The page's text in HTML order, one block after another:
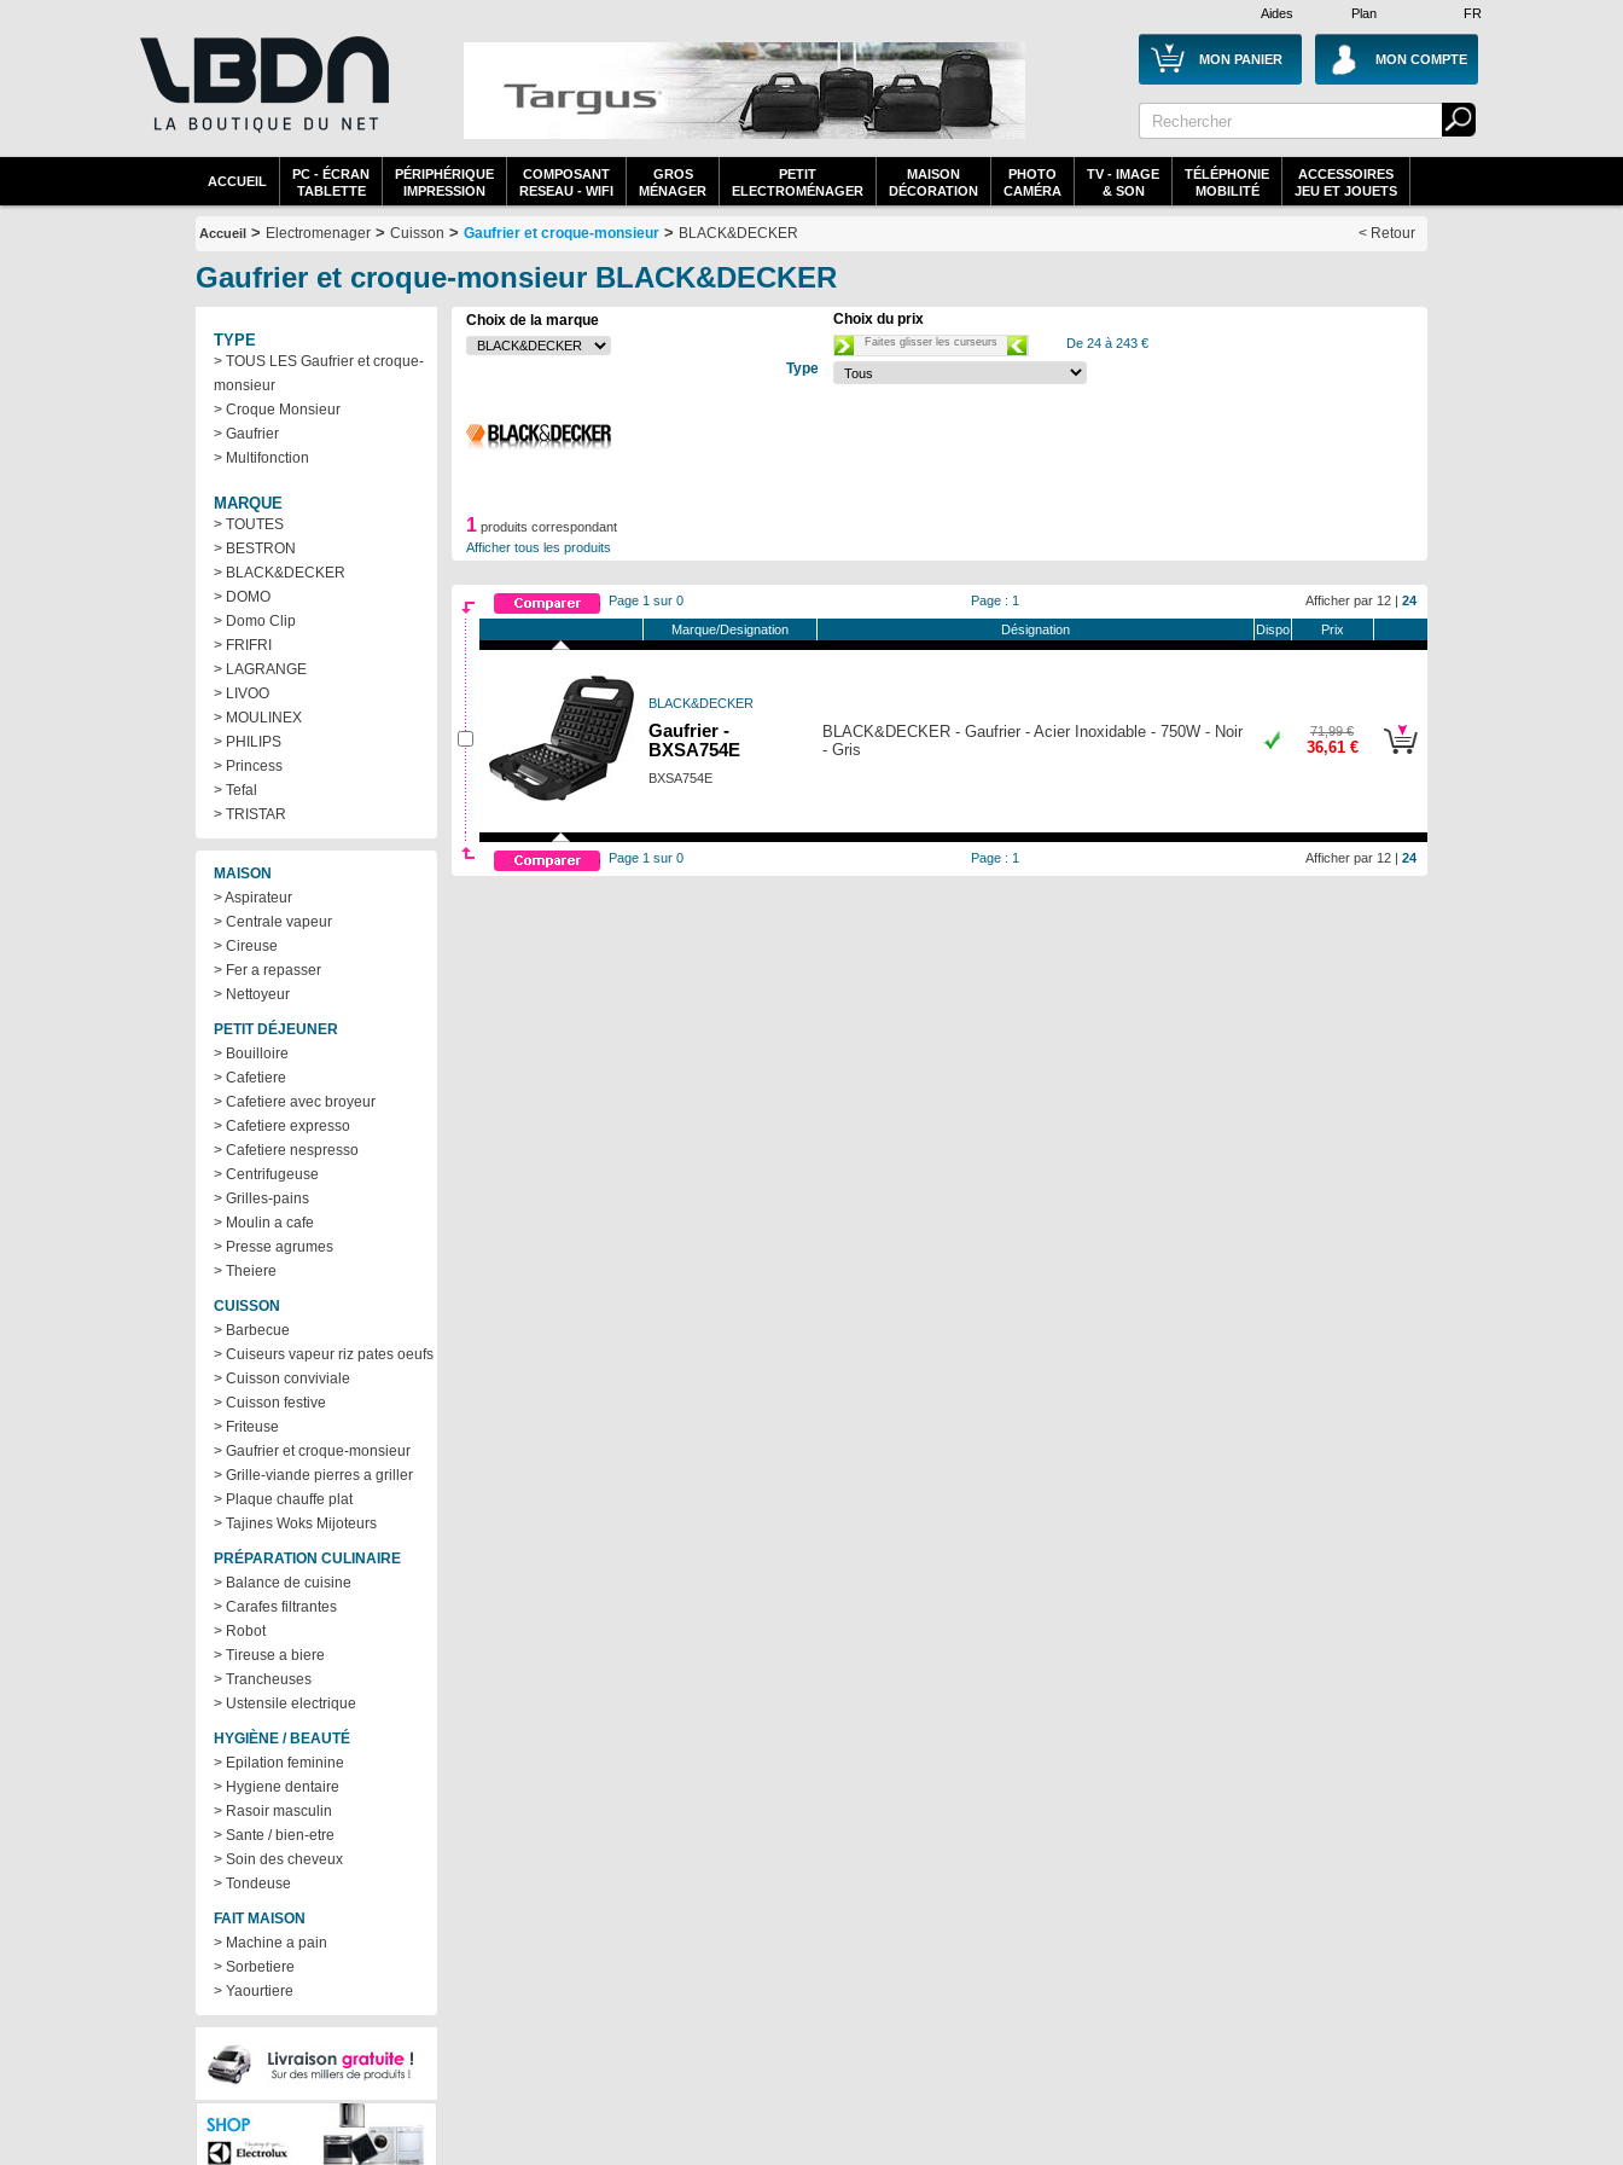
Plan
Aides FR
MON PANIER MON COMPTE
ACCUEIL
PC - ÉCRAN
TABLETTE
PÉRIPHÉRIQUE
IMPRESSION
COMPOSANT
RESEAU - WIFI
GROS
MÉNAGER
PETIT
ELECTROMÉNAGER
MAISON
DÉCORATION
PHOTO
CAMÉRA
TV - IMAGE
& SON
TÉLÉPHONIE
MOBILITÉ
ACCESSOIRES
JEU ET JOUETS
Accueil > Electromenager > Cuisson > Gaufrier et croque-monsieur > BLACK&DECKER < Retour
Gaufrier et croque-monsieur BLACK&DECKER
TYPE
> TOUS LES Gaufrier et croque-
monsieur
> Croque Monsieur
> Gaufrier
> Multifonction
MARQUE
> TOUTES
> BESTRON
> BLACK&DECKER
> DOMO
> Domo Clip
> FRIFRI
> LAGRANGE
> LIVOO
> MOULINEX
> PHILIPS
> Princess
> Tefal
> TRISTAR
MAISON
> Aspirateur
> Centrale vapeur
> Cireuse
> Fer a repasser
> Nettoyeur
PETIT DÉJEUNER
> Bouilloire
> Cafetiere
> Cafetiere avec broyeur
> Cafetiere expresso
> Cafetiere nespresso
> Centrifugeuse
> Grilles-pains
> Moulin a cafe
> Presse agrumes
> Theiere
CUISSON
> Barbecue
> Cuiseurs vapeur riz pates oeufs
> Cuisson conviviale
> Cuisson festive
> Friteuse
> Gaufrier et croque-monsieur
> Grille-viande pierres a griller
> Plaque chauffe plat
> Tajines Woks Mijoteurs
PRÉPARATION CULINAIRE
> Balance de cuisine
> Carafes filtrantes
> Robot
> Tireuse a biere
> Trancheuses
> Ustensile electrique
HYGIÈNE / BEAUTÉ
> Epilation feminine
> Hygiene dentaire
> Rasoir masculin
> Sante / bien-etre
> Soin des cheveux
> Tondeuse
FAIT MAISON
> Machine a pain
> Sorbetiere
> Yaourtiere
Choix de la marque Choix du prix
Faites glisser les curseurs De 24 à 243 €
Type
1 produits correspondant
Afficher tous les produits
Afficher par 12 | 24
Page 1 sur 0
Page : 1
Marque/Designation
Désignation Dispo Prix
BLACK&DECKER
Gaufrier -
BXSA754E
BXSA754E
BLACK&DECKER - Gaufrier - Acier Inoxidable - 750W - Noir
- Gris
71,99 €
36,61 €
Afficher par 12 | 24
Page 1 sur 0 Page : 1